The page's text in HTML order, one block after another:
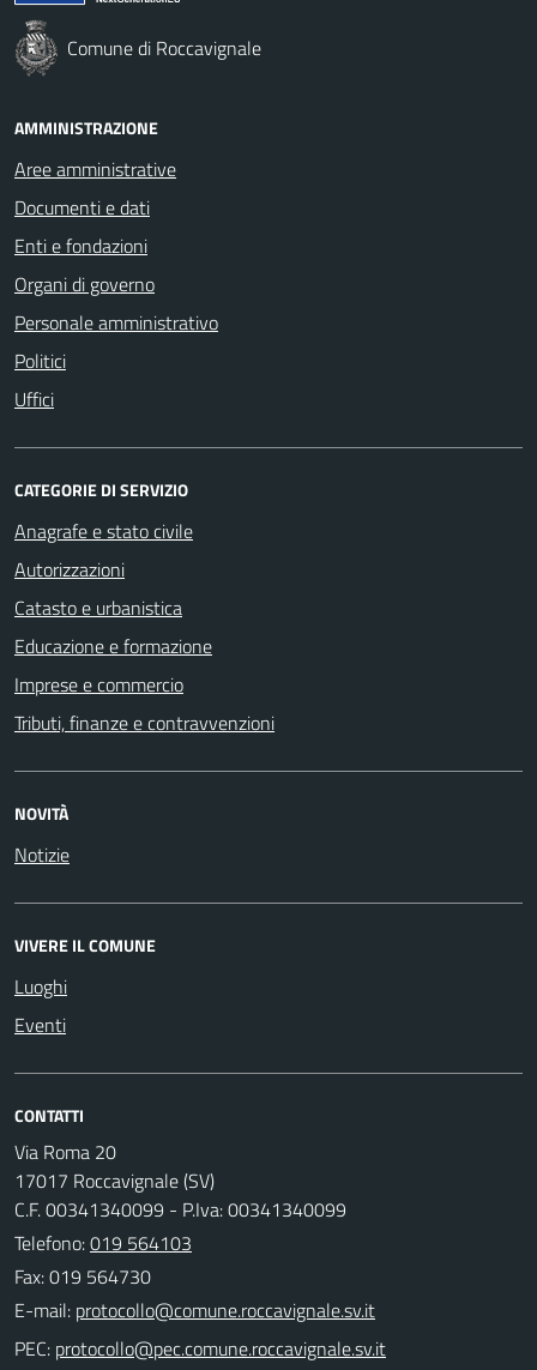
Comune di Roccavignale
AMMINISTRAZIONE
Aree amministrative
Documenti e dati
Enti e fondazioni
Organi di governo
Personale amministrativo
Politici
Uffici
CATEGORIE DI SERVIZIO
Anagrafe e stato civile
Autorizzazioni
Catasto e urbanistica
Educazione e formazione
Imprese e commercio
Tributi, finanze e contravvenzioni
NOVITÀ
Notizie
VIVERE IL COMUNE
Luoghi
Eventi
CONTATTI
Via Roma 20
17017 Roccavignale (SV)
C.F. 00341340099 - P.Iva: 00341340099
Telefono:019 564103
Fax: 019 564730
E-mail:
PEC: